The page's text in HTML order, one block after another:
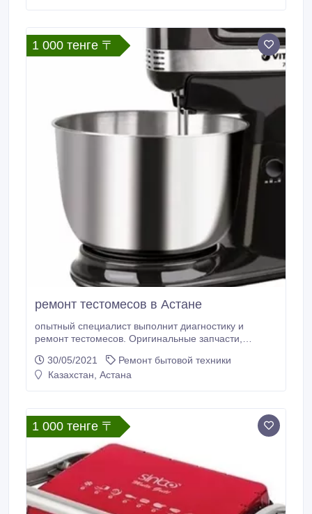
1 000 тенге 〒
ремонт тестомесов в Астане
опытный специалист выполнит диагностику и
ремонт тестомесов. Оригинальные запчасти,
30/05/2021
Ремонт бытовой техники
Казахстан, Астана
1 000 тенге 〒